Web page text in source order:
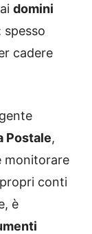
domini
spesso
cadere
Postale,
monitorare
conti
è